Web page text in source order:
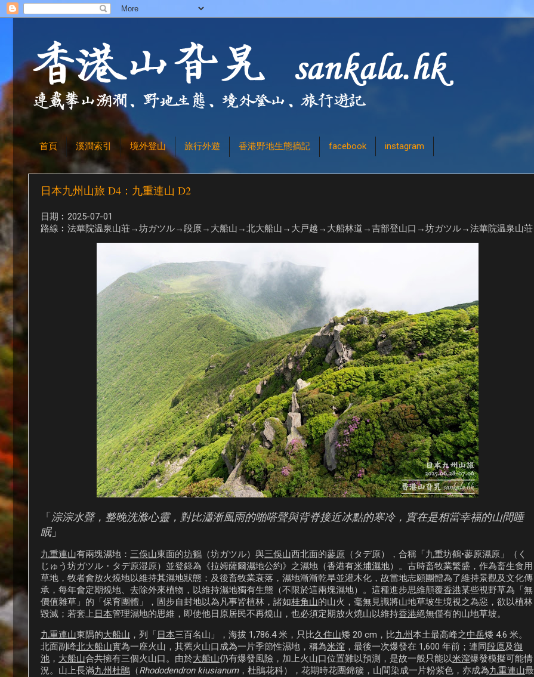
首頁 溪澗索引 境外登山 旅行外遊 香港野地生態摘記 facebook instagram
日本九州山旅 D4：九重連山 D2
日期︰2025-07-01
路線︰法華院温泉山荘→坊ガツル→段原→大船山→北大船山→大戸越→大船林道→吉部登山口→坊ガツル→法華院温泉山荘
「 淙淙水聲，整晚洗滌心靈，對比瀟淅風雨的啪嗒聲與背脊接近冰點的寒冷，實在是相當幸福的山間睡
眠」
九重連山有兩塊濕地： 三俁山東面的坊鶴 （坊ガツル）與三俁山西北面的蓼原 （タデ原），合稱「九重坊鶴•蓼原濕原」（く
じゅう坊ガツル・タデ原湿原）並登錄為《拉姆薩爾濕地公約》之濕地（香港有米埔濕地）。古時畜牧業繁盛，作為畜生食用
草地，牧者會放火燒地以維持其濕地狀態；及後畜牧業衰落，濕地漸漸乾旱並灌木化，故當地志願團體為了維持景觀及文化傳
承，每年會定期燒地、去除外來植物，以維持濕地獨有生態（不限於這兩塊濕地）。這種進步思維顛覆香港某些視野草為「無
價值雜草」的「保育團體」，固步自封地以為凡事皆植林，諸如桂角山的山火，毫無見識將山地草坡生境視之為惡，欲以植林
毀滅；若套上日本管理濕地的思維，即使他日原居民不再燒山，也必須定期放火燒山以維持香港絕無僅有的山地草坡。
九重連山東隅的大船山 ，列「日本三百名山」，海拔 1,786.4 米，只比久住山矮 20 cm，比九州本土最高峰之中岳矮 4.6 米。
北面副峰北大船山實為一座火山，其舊火山口成為一片季節性濕地，稱為米漥 ，最後一次爆發在 1,600 年前；連同段原及御
池 ， 大船山合共擁有三個火山口。由於大船山仍有爆發風險，加上火山口位置難以預測，是故一般只能以米漥爆發模擬可能情
況。山上長滿九州杜鵑 （Rhododendron kiusianum，杜鵑花科），花期時花團錦簇，山間染成一片粉紫色，亦成為九重連山最